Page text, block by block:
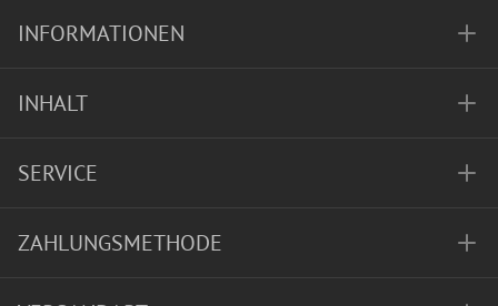
INFORMATIONEN
INHALT
SERVICE
ZAHLUNGSMETHODE